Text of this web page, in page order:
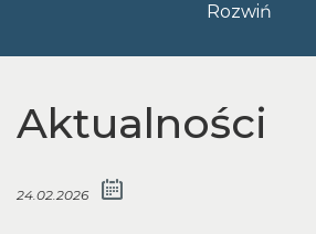
Rozwiń
Aktualności
24.02.2026